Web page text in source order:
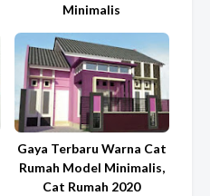
Minimalis
Gaya Terbaru Warna Cat
Rumah Model Minimalis,
Cat Rumah 2020